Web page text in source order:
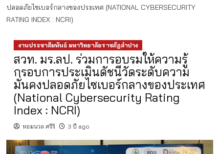
ปลอดภัยไซเบอร์กลางของประเทศ (NATIONAL CYBERSECURITY
RATING INDEX : NCRI)
งานประชาสัมพันธ์ มหาวิทยาลัยราชภัฏลำปาง
สวท. มร.ลป. ร่วมการอบรมให้ความรู้
กรอบการประเมินดัชนีวัดระดับความ
มั่นคงปลอดภัยไซเบอร์กลางของประเทศ
(National Cybersecurity Rating
Index : NCRI)
หอมนวล ศรีริ 3 ปี ago